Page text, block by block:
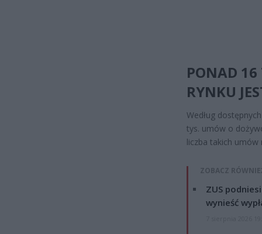
PONAD 16
RYNKU
Według
tys. umów o
liczba takich umów
ZOBACZ
ZUS
wynieść